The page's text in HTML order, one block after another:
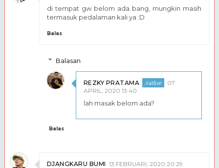
di tempat gw belom ada bang, mungkin masih
termasuk pedalaman kali ya :D
Balas
Balasan
REZKY PRATAMA
07
APRIL, 2020 13:40
lah masak belom ada?
Balas
DJANGKARU BUMI 13 FEBRUARI, 2020 20:29